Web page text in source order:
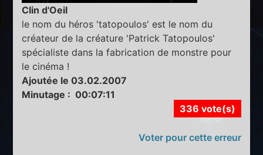
Clin d'Oeil
le nom du héros 'tatopoulos' est le nom du
créateur de la créature 'Patrick Tatopoulos'
spécialiste dans la fabrication de monstre pour
le cinéma !
Ajoutée le 03.02.2007
Minutage : 00:07:11
336 vote(s)
Voter pour cette erreur